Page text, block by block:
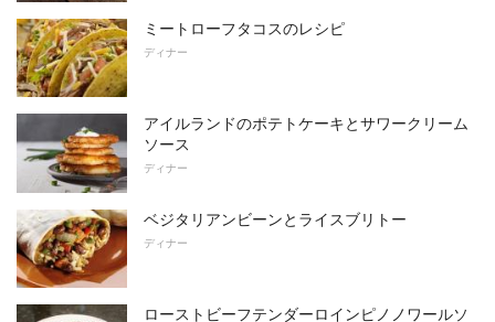
ミートローフタコスのレシピ
ディナー
アイルランドのポテトケーキとサワークリーム
ソース
ディナー
ベジタリアンビーンとライスブリトー
ディナー
ローストビーフテンダーロインピノノワールソ